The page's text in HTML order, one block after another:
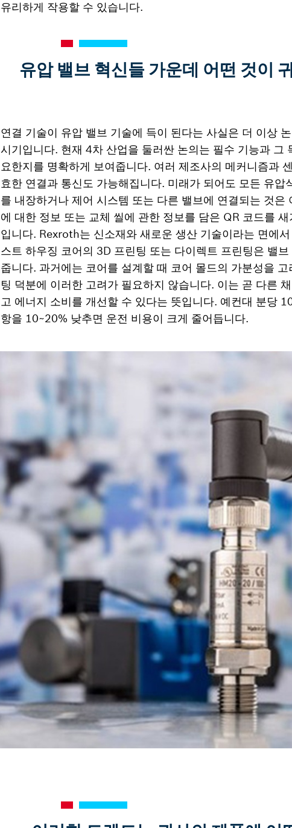
유리하게 작용할 수 있습니다.
유압 밸브 혁신들 가운데 어떤 것이
연결 기술이 유압 밸브 기술에 득이 된다는 사실은 더 이상
시기입니다. 현재 4차 산업을 둘러싼 논의는 필수 기능과 그
요한지를 명확하게 보여줍니다. 여러 제조사의 메커니즘과
효한 연결과 통신도 가능해집니다. 미래가 되어도 모든 유압
를 내장하거나 제어 시스템 또는 다른 밸브에 연결되는 것은
에 대한 정보 또는 교체 씰에 관한 정보를 담은 QR 코드를
입니다. Rexroth는 신소재와 새로운 생산 기술이라는 면에
스트 하우징 코어의 3D 프린팅 또는 다이렉트 프린팅은 밸
줍니다. 과거에는 코어를 설계할 때 코어 몰드의 가분성을
팅 덕분에 이러한 고려가 필요하지 않습니다. 이는 곧 다른
고 에너지 소비를 개선할 수 있다는 뜻입니다. 예컨대 분당
항을 10~20% 낮추면 운전 비용이 크게 줄어듭니다.